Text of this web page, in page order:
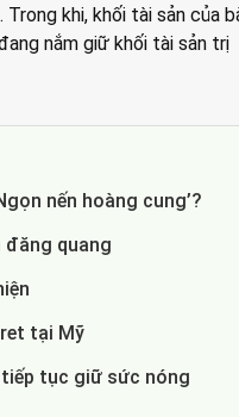
khi, khối tài sản của
nắm giữ khối tài sản trị
nến hoàng cung’?
đăng quang
tại Mỹ
tiếp tục giữ sức nóng